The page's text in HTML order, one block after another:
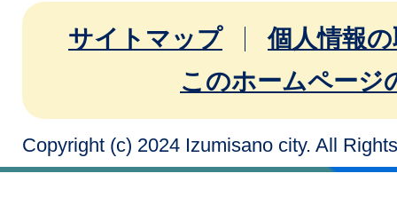
サイトマップ
個人情報
このホームページ
Copyright (c) 2024 Izumisano city. All